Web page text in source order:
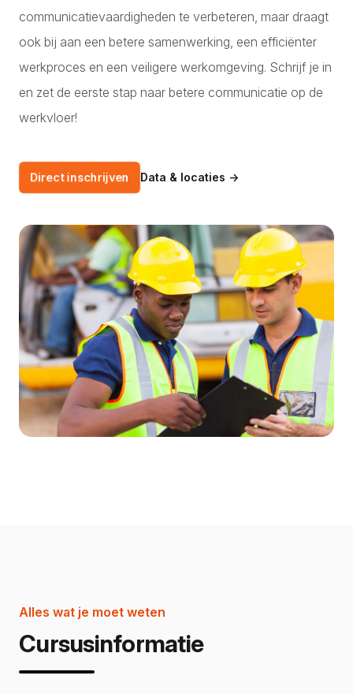
communicatievaardigheden te verbeteren, maar draagt
ook bij aan een betere samenwerking, een efficiënter
werkproces en een veiligere werkomgeving. Schrijf je in
en zet de eerste stap naar betere communicatie op de
werkvloer!
Direct inschrijven Data & locaties →
Alles wat je moet weten
Cursusinformatie